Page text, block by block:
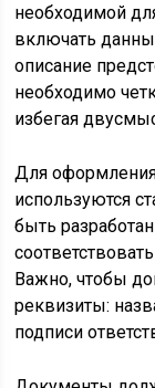
необходимой
включать
описание
необходимо
избегая
Для
используются
быть
Важно, чтобы
реквизиты:
подписи